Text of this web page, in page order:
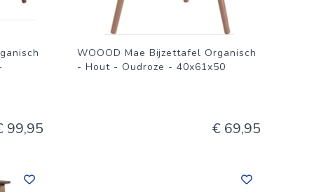
en
99,95
WOOOD Mae Bijzettafel Organisch
- Hout - Oudroze - 40x61x50
€ 69,95